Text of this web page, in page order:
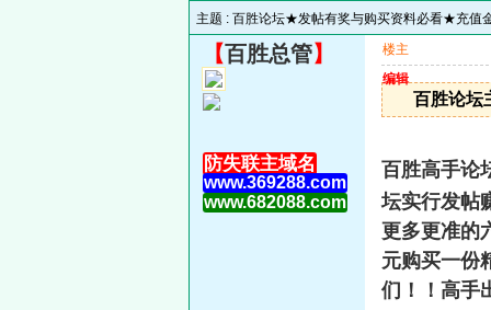
主题 : 百胜论坛★发帖有奖与购买资料必看★充值
【百胜总管】
防失联主域名
www.369288.com
www.682088.com
楼主
编辑
百胜论坛
百胜高手论
坛实行发帖
更多更准的
元购买一份
们！！高手